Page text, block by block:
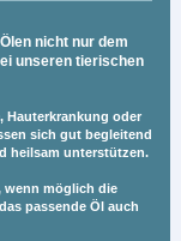
nicht nur dem
unseren tierischen
Hauterkrankung oder
sich gut begleitend
heilsam unterstützen.
wenn möglich die
passende Öl auch